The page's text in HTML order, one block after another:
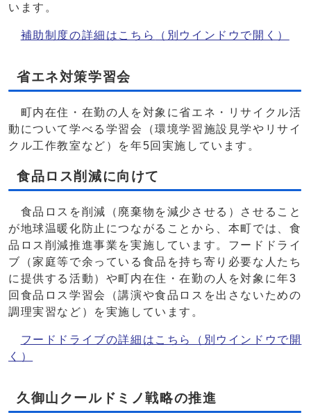
います。
補助制度の詳細はこちら （別ウインドウで開く）
省エネ対策学習会
町内在住・在勤の人を対象に省エネ・リサイクル活
動について学べる学習会（環境学習施設見学やリサイ
クル工作教室など）を年5回実施しています。
食品ロス削減に向けて
食品ロスを削減（廃棄物を減少させる）させること
が地球温暖化防止につながることから、本町では、食
品ロス削減推進事業を実施しています。フードドライ
ブ（家庭等で余っている食品を持ち寄り必要な人たち
に提供する活動）や町内在住・在勤の人を対象に年3
回食品ロス学習会（講演や食品ロスを出さないための
調理実習など）を実施しています。
フードドライブの詳細はこちら
（別ウインドウで開
く）
久御山クールドミノ戦略の推進